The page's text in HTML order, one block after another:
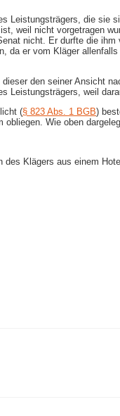
Leistungsträgers, die sie
weil nicht vorgetragen
nicht. Er durfte die
er vom Kläger
den seiner Ansicht
weil
(§ 823 Abs. 1 BGB)
Wie oben
Klägers aus einem